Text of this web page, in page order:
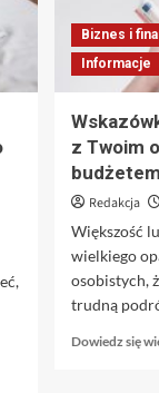
Biznes i
Informacje
z Twoim
budżetem
Redakcja
Większość
wielkiego
osobistych,
trudną
Dowiedz się